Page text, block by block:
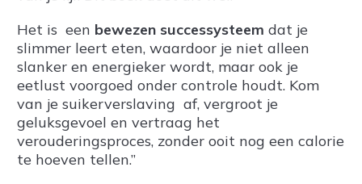
Het is een bewezen successysteem dat je
slimmer leert eten, waardoor je niet alleen
slanker en energieker wordt, maar ook je
eetlust voorgoed onder controle houdt. Kom
van je suikerverslaving af, vergroot je
geluksgevoel en vertraag het
verouderingsproces, zonder ooit nog een calorie
te hoeven tellen.”